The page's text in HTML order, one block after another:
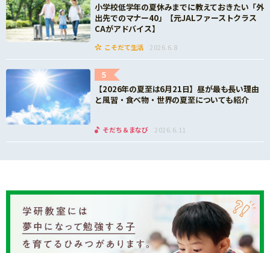
小学校低学年の夏休みまでに教えておきたい「外
出先でのマナー40」【元JALファーストクラス
CAがアドバイス】
こそだて生活 2026.6.8
5
【2026年の夏至は6月21日】昼が最も長い理由
と風習・食べ物・世界の夏至についても紹介
そだち＆まなび 2026.6.11